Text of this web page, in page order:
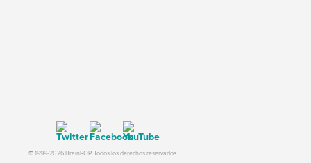
© 1999-2026 BrainPOP. Todos los derechos reservados.